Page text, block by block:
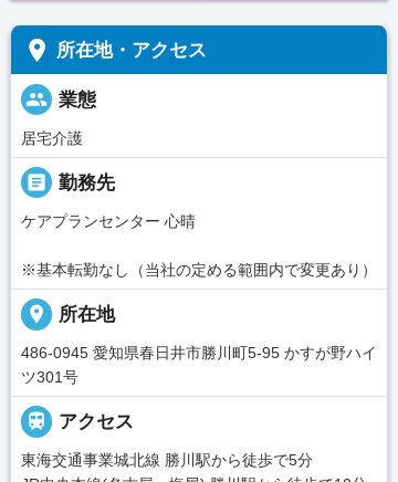
place 所在地・アクセス
people 業態
居宅介護
_pin
勤務先
ケアプランセンター 心晴
※基本転勤なし（当社の定める範囲内で変更あり）
place 所在地
486-0945 愛知県春日井市勝川町5-95 かすが野ハイ
ツ301号
 アクセス
東海交通事業城北線 勝川駅から徒歩で5分